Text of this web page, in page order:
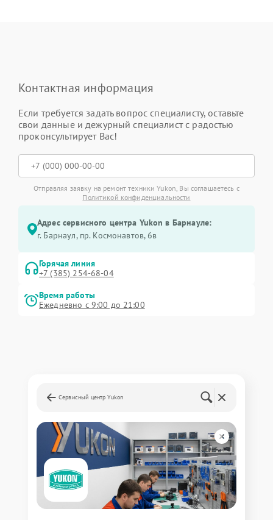
Контактная информация
Если требуется задать вопрос специалисту, оставьте
свои данные и дежурный специалист с радостью
проконсультирует Вас!
Отправляя заявку на ремонт техники Yukon, Вы соглашаетесь с
Политикой конфиденциальности
Адрес сервисного центра Yukon в Барнауле:
г. Барнаул, ​пр. Космонавтов, 6в
Горячая линия
+7 (385) 254-68-04
Время работы
Ежедневно с 9:00 до 21:00
Сервисный центр Yukon